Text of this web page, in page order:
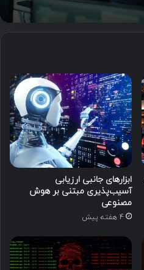
ابزارهای جانبی ارزیابی
آسیب‌پذیری مبتنی بر هوش
مصنوعی
4 هفته پیش